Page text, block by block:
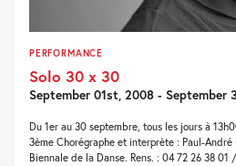
PERFORMANCE
Solo 30 x 30
September 01st, 2008 - September
Du 1er au 30 septembre, tous les jours à
3ème Chorégraphe et interprète : Paul-
Biennale de la Danse. Rens. : 04 72 26 38